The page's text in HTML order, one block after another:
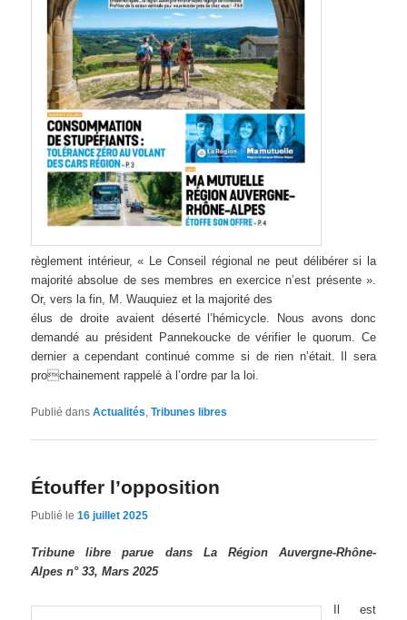
règlement intérieur, « Le Conseil régional ne peut délibérer si la
majorité absolue de ses membres en exercice n’est présente ».
Or, vers la fin, M. Wauquiez et la majorité des
élus de droite avaient déserté l’hémicycle. Nous avons donc
demandé au président Pannekoucke de vérifier le quorum. Ce
dernier a cependant continué comme si de rien n’était. Il sera
prochainement rappelé à l’ordre par la loi.
Publié dans Actualités,Tribunes libres
Étouffer l’opposition
Publié le16 juillet 2025
Tribune libre parue dans La Région Auvergne-Rhône-
Alpes n° 33, Mars 2025
Il est